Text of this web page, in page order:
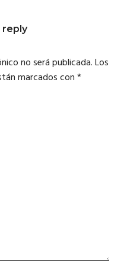
reply
no será publicada.Los
marcados con*